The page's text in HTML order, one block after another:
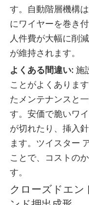
す。自動階層機構
にワイヤーを巻き
人件費が大幅に削
が維持されます。
よくある間違い: 施
ことがよくありま
たメンテナンスと
す。安価で脆いワ
が切れたり、挿入
ます。ツイスター
ことで、コストの
す。
クローズドエン